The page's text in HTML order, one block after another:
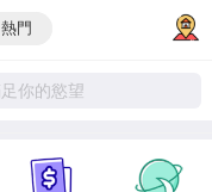
熱門